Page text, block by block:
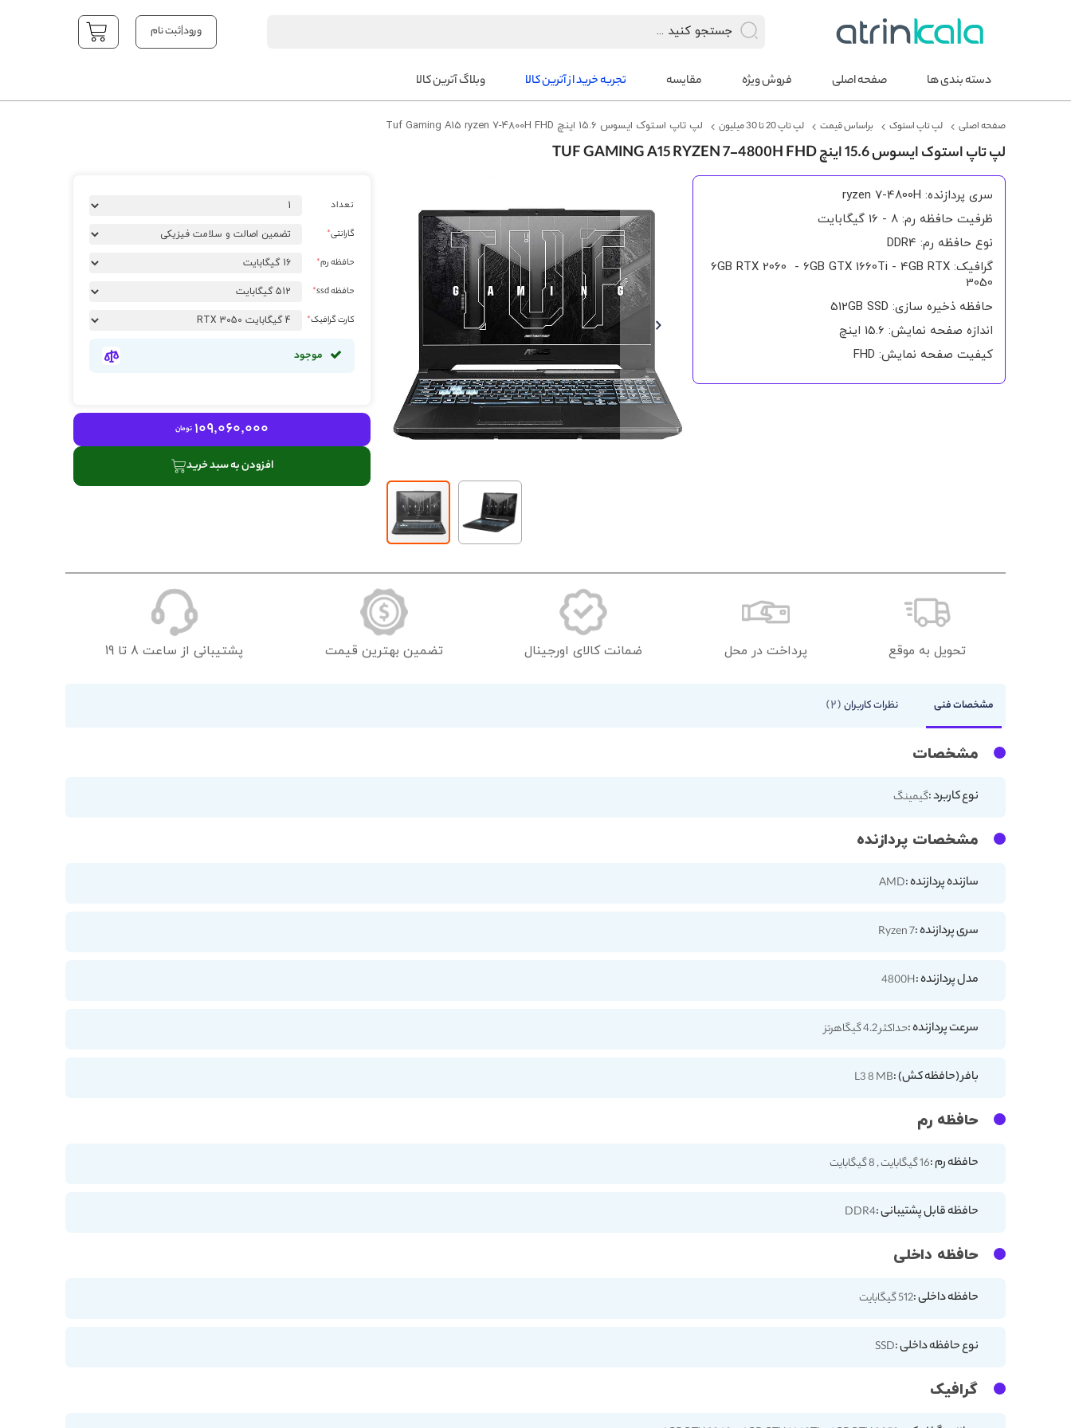
ورود|ثبت نام
YOUR CART
دسته بندی ها
صفحه اصلی فروش ویژه مقایسه تجربه خرید از آترین کالا وبلاگ آترین کالا
صفحه اصلی لپ تاپ استوک براساس قیمت لپ تاپ 20 تا 30 میلیون لپ تاپ استوک ایسوس 15.6 اینچ Tuf Gaming A15 ryzen 7-4800H FHD
لپ تاپ استوک ایسوس 15.6 اینچ TUF GAMING A15 RYZEN 7-4800H FHD
سری پردازنده: ryzen 7-4800H
ظرفیت حافظه رم: 8 - 16 گیگابایت
نوع حافظه رم: DDR4
گرافیک: 6GB RTX 2060 - 6GB GTX 1660Ti - 4GB RTX
3050
حافظه ذخیره سازی: 512GB SSD
اندازه صفحه نمایش: 15.6 اینچ
کیفیت صفحه نمایش: FHD
به
تعداد
گارانتی
حافظه رم
حافظه ssd
کارت گرافیک
موجود
109٬060٬000 تومان
افزودن به سبد خرید
تحویل به موقع پرداخت در محل ضمانت کالای اورجینال تضمین بهترین قیمت پشتیبانی از ساعت 8 تا 19
مشخصات فنی نظرات کاربران 2
مشخصات
نوع کاربرد :گیمینگ
مشخصات پردازنده
سازنده پردازنده :AMD
سری پردازنده :Ryzen 7
مدل پردازنده :4800H
سرعت پردازنده :حداکثر 4.2 گیگاهرتز
بافر (حافظه کش) :L3 8 MB
حافظه رم
حافظه رم :16 گیگابایت , 8 گیگابایت
حافظه قابل پشتیبانی :DDR4
حافظه داخلی
حافظه داخلی :512 گیگابایت
نوع حافظه داخلی :SSD
گرافیک